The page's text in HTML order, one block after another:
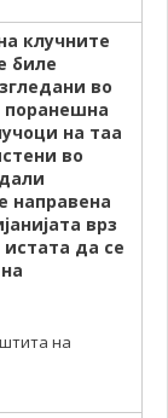
клучните
биле
во
поранешна
на таа
во
направена
врз
да се
на